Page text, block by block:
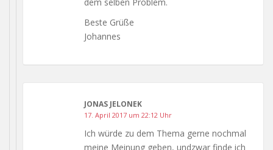
Beste Grüße
Johannes
JONAS JELONEK
17. April 2017 um 22:12 Uhr
Ich würde zu dem Thema gerne nochmal
meine Meinung geben, undzwar finde ich